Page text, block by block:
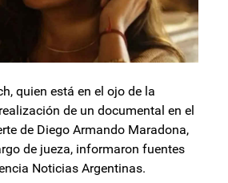
quien está en el ojo de la
de un documental en el
de Diego Armando Maradona,
de jueza, informaron fuentes
Noticias Argentinas.